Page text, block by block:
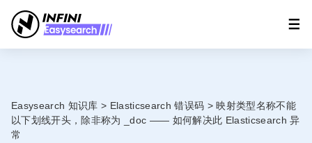
Easysearch 知识库 > Elasticsearch 错误码 > 映射类型名称不能
以下划线开头，除非称为 _doc —— 如何解决此 Elasticsearch 异
常